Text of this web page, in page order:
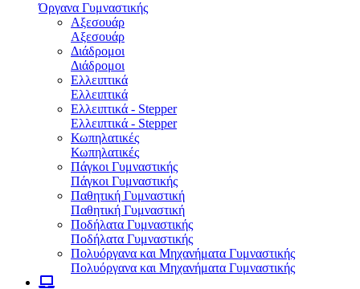
Όργανα Γυμναστικής
Αξεσουάρ
Αξεσουάρ
Διάδρομοι
Διάδρομοι
Ελλειπτικά
Ελλειπτικά
Ελλειπτικά - Stepper
Ελλειπτικά - Stepper
Κωπηλατικές
Κωπηλατικές
Πάγκοι Γυμναστικής
Πάγκοι Γυμναστικής
Παθητική Γυμναστική
Παθητική Γυμναστική
Ποδήλατα Γυμναστικής
Ποδήλατα Γυμναστικής
Πολυόργανα και Μηχανήματα Γυμναστικής
Πολυόργανα και Μηχανήματα Γυμναστικής